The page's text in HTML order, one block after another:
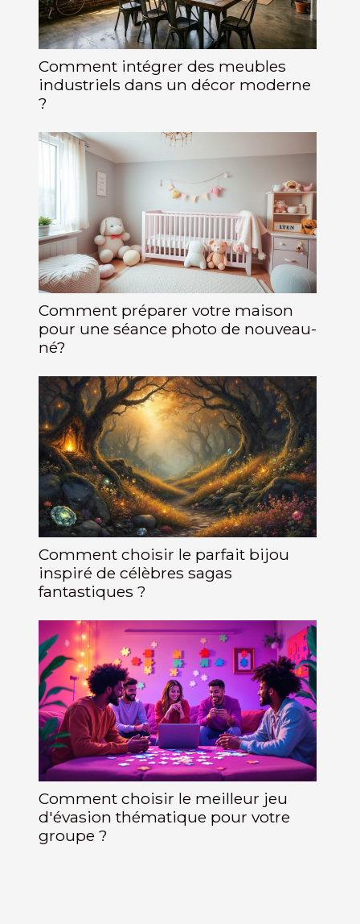
Comment intégrer des meubles
industriels dans un décor moderne
?
Comment préparer votre maison
pour une séance photo de nouveau-
né?
Comment choisir le parfait bijou
inspiré de célèbres sagas
fantastiques ?
Comment choisir le meilleur jeu
d'évasion thématique pour votre
groupe ?